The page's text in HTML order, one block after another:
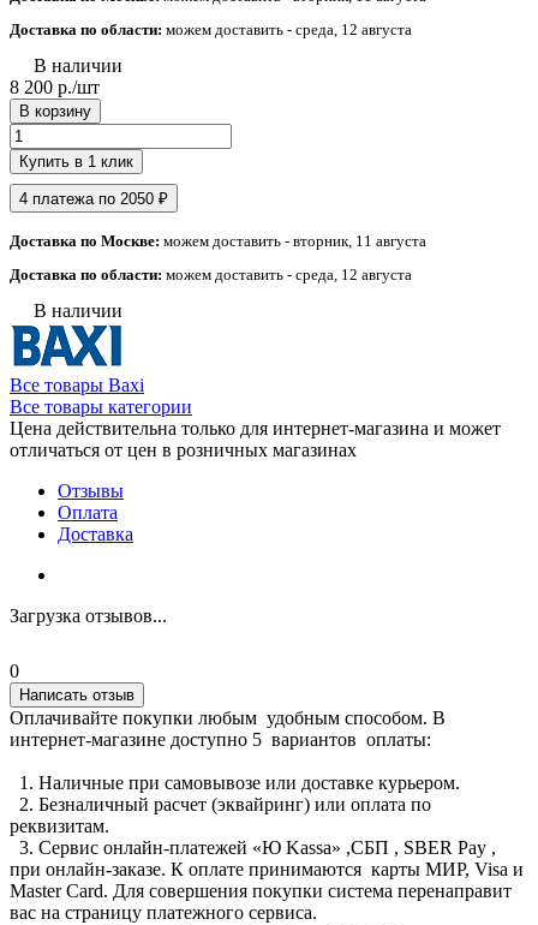
Доставка по области: можем доставить - среда, 12 августа
В наличии
8 200 р./шт
В корзину
Купить в 1 клик
4 платежа по 2050 ₽
Доставка по Москве: можем доставить - вторник, 11 августа
Доставка по области: можем доставить - среда, 12 августа
В наличии
Все товары Baxi
Все товары категории
Цена действительна только для интернет-магазина и может
отличаться от цен в розничных магазинах
Отзывы
Оплата
Доставка
Загрузка отзывов...
0
Написать отзыв
Оплачивайте покупки любым удобным способом. В
интернет-магазине доступно 5 вариантов оплаты:
1. Наличные при самовывозе или доставке курьером.
2. Безналичный расчет (эквайринг) или оплата по
реквизитам.
3. Сервис онлайн-платежей «Ю Kassa» ,СБП , SBER Pay ,
при онлайн-заказе. К оплате принимаются карты МИР, Visa и
Master Card. Для совершения покупки система перенаправит
вас на страницу платежного сервиса.